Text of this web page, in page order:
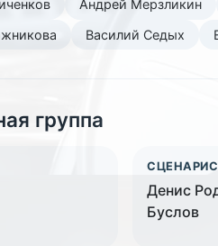
Андрей Мерзликин
Василий Седых
группа
Денис
Буслов